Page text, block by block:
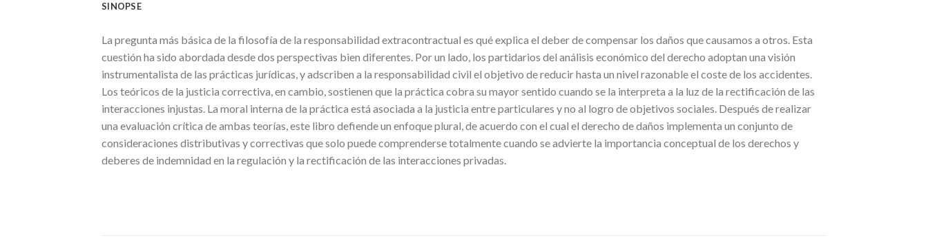
SINOPSE
La pregunta más básica de la filosofía de la responsabilidad extracontractual es qué explica el deber de compensar los daños que causamos a otros. Esta
cuestión ha sido abordada desde dos perspectivas bien diferentes. Por un lado, los partidarios del análisis económico del derecho adoptan una visión
instrumentalista de las prácticas jurídicas, y adscriben a la responsabilidad civil el objetivo de reducir hasta un nivel razonable el coste de los accidentes.
Los teóricos de la justicia correctiva, en cambio, sostienen que la práctica cobra su mayor sentido cuando se la interpreta a la luz de la rectificación de las
interacciones injustas. La moral interna de la práctica está asociada a la justicia entre particulares y no al logro de objetivos sociales. Después de realizar
una evaluación crítica de ambas teorías, este libro defiende un enfoque plural, de acuerdo con el cual el derecho de daños implementa un conjunto de
consideraciones distributivas y correctivas que solo puede comprenderse totalmente cuando se advierte la importancia conceptual de los derechos y
deberes de indemnidad en la regulación y la rectificación de las interacciones privadas.